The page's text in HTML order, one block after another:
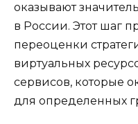
оказывают
в России. Этот шаг
переоценки
виртуальных
сервисов, которые
для определенных